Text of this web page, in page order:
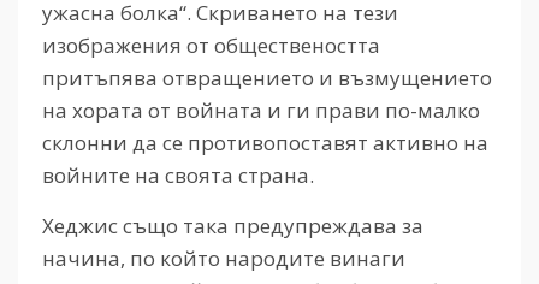
ужасна болка“. Скриването на тези
изображения от обществеността
притъпява отвращението и възмущението
на хората от войната и ги прави по-малко
склонни да се противопоставят активно на
войните на своята страна.
Хеджис също така предупреждава за
начина, по който народите винаги